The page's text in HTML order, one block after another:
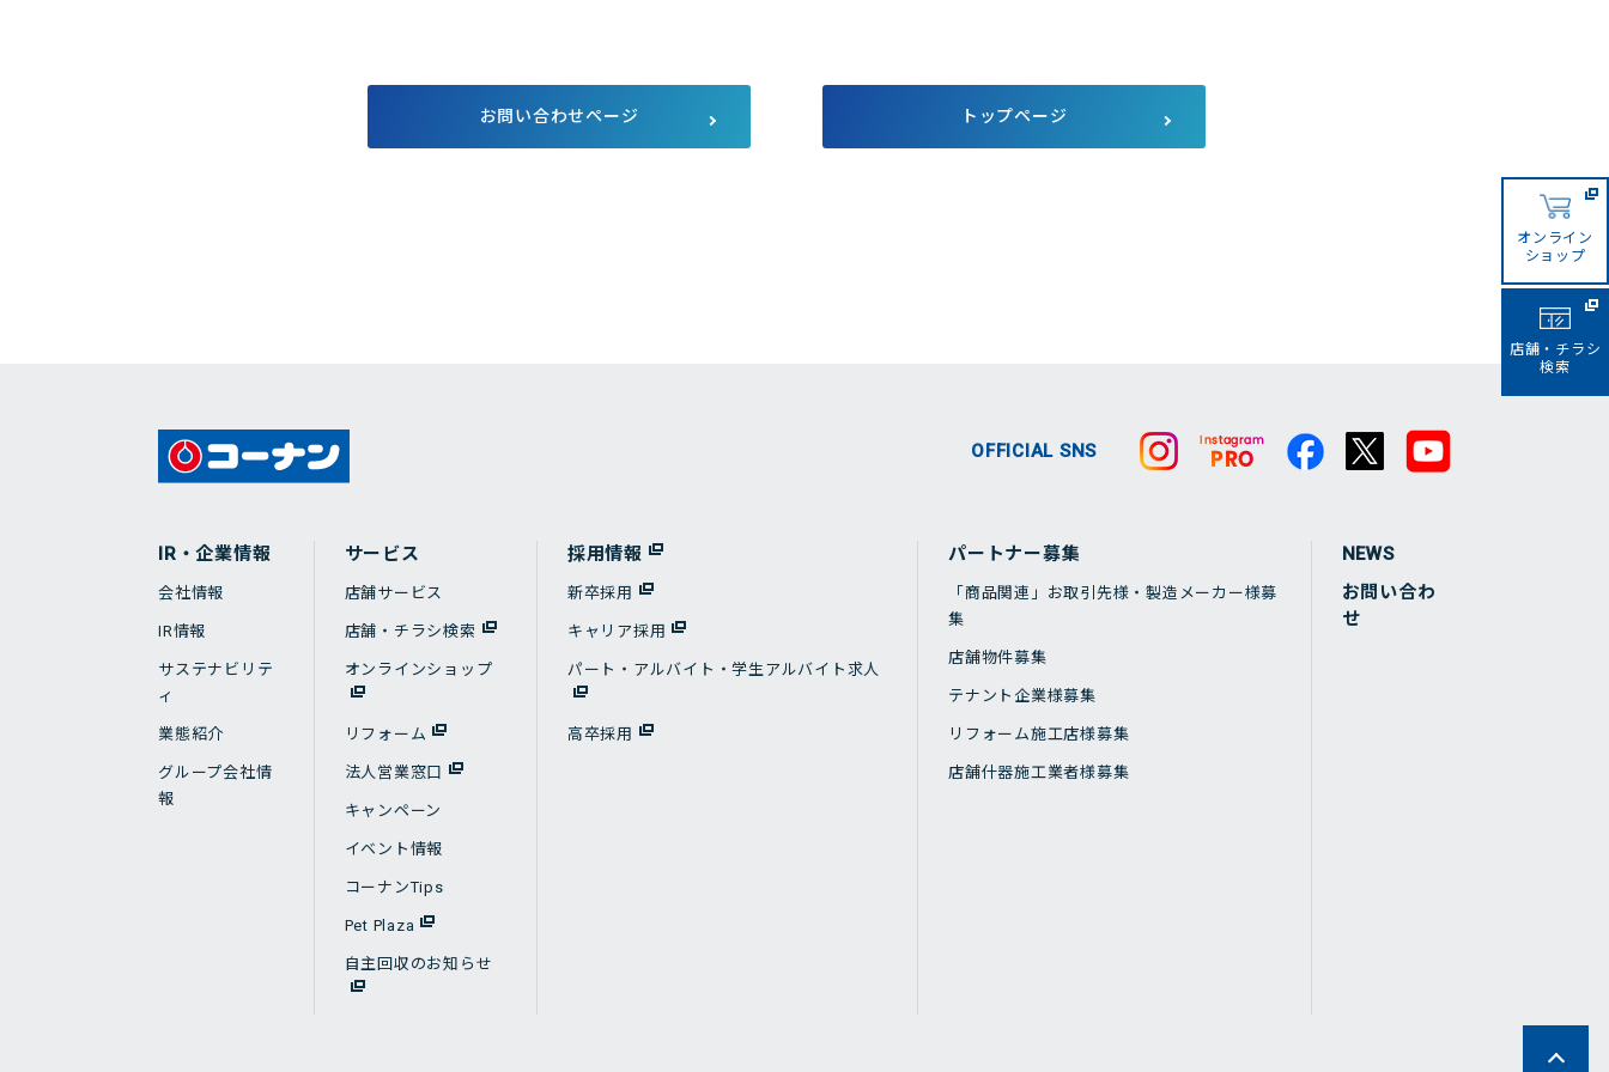
電子公告
個人投資家向け説明会
メディア等における当社のサス
コーナンTips Pet Plaza
お問い合わせページ トップページ
オンライン
ショップ
店舗・チラシ
検索
OFFICIAL SNS
IR・企業情報
会社情報
IR情報
サステナビリテ
ィ
業態紹介
グループ会社情
報
サービス
店舗サービス
店舗・チラシ検索
オンラインショップ
リフォーム
法人営業窓口
キャンペーン
イベント情報
コーナンTips
Pet Plaza
自主回収のお知らせ
採用情報
新卒採用
キャリア採用
パート・アルバイト・学生アルバイト求人
高卒採用
パートナー募集
「商品関連」お取引先様・製造メーカー様募
集
店舗物件募集
テナント企業様募集
リフォーム施工店様募集
店舗什器施工業者様募集
NEWS
お問い合わ
せ